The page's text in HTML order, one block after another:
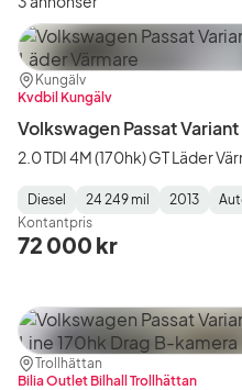
km
Plats:
Kungälv
Återförsäljare:
Kvdbil Kungälv
Volkswagen Passat Variant
2.0 TDI 4M (170hk) GT Läder
Fuel
Type:
Diesel
Mätarställning:
24 249 mil
Model
Year:
2013
Gearbox
Type:
Kontantpris
72 000 kr
Plats:
Trollhättan
Återförsäljare:
Bilia Outlet Bilhall Trollhättan